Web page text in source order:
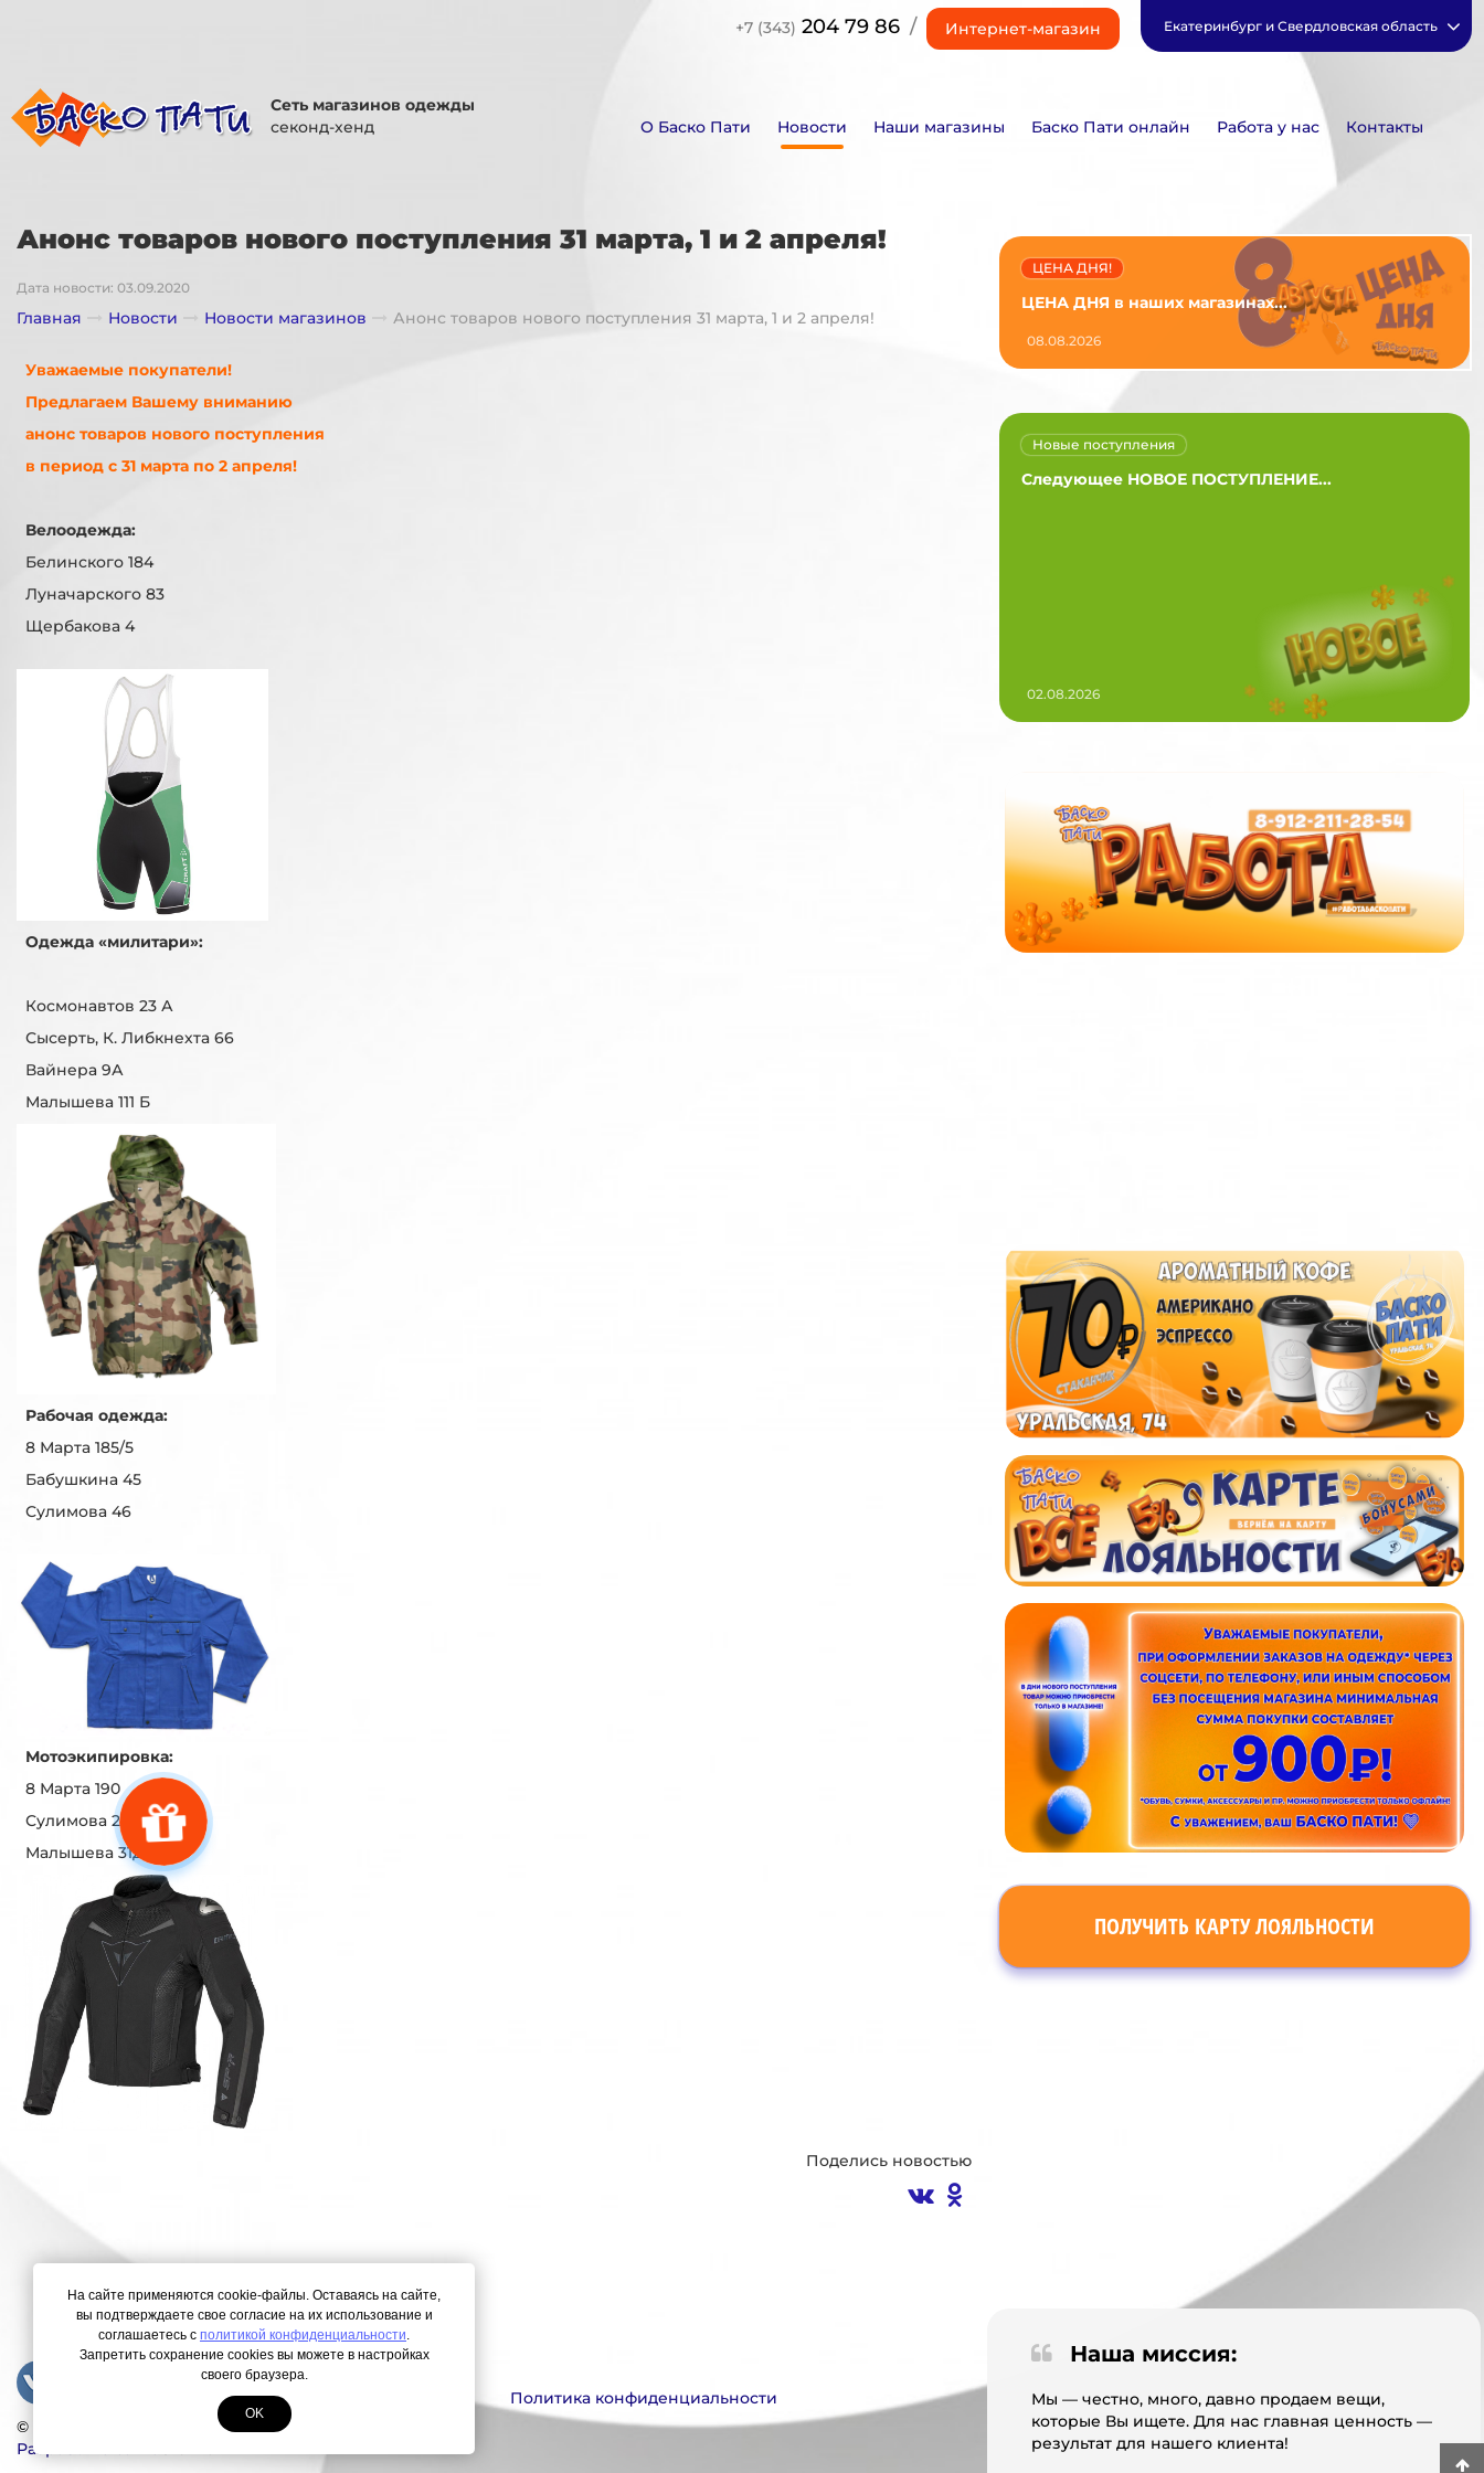
+7 (343) 204 79 86 / Интернет-магазин Екатеринбург и Свердловская область
Сеть магазинов одежды
секонд-хенд
О Баско Пати Новости Наши магазины Баско Пати онлайн Работа у нас Контакты
Анонс товаров нового поступления 31 марта, 1 и 2 апреля!
Дата новости: 03.09.2020
Главная Новости Новости магазинов Анонс товаров нового поступления 31 марта, 1 и 2 апреля!
Уважаемые покупатели!
Предлагаем Вашему вниманию
анонс товаров нового поступления
в период с 31 марта по 2 апреля!
Велоодежда:
Белинского 184
Луначарского 83
Щербакова 4
Одежда «милитари»:
Космонавтов 23 А
Сысерть, К. Либкнехта 66
Вайнера 9А
Малышева 111 Б
Рабочая одежда:
8 Марта 185/5
Бабушкина 45
Сулимова 46
Мотоэкипировка:
8 Марта 190
Сулимова 29
Малышева 31Д
Поделись новостью
ЦЕНА ДНЯ в наших магазинах...
ЦЕНА ДНЯ!
08.08.2026
Следующее НОВОЕ ПОСТУПЛЕНИЕ...
Новые поступления
02.08.2026
ПОЛУЧИТЬ КАРТУ ЛОЯЛЬНОСТИ
© Copyright 2000-2026. Все права защищены.
Разработка сайта
Политика конфиденциальности
Наша миссия:
Мы — честно, много, давно продаем вещи,
которые Вы ищете. Для нас главная ценность —
результат для нашего клиента!
На сайте применяются cookie-файлы. Оставаясь на сайте,
вы подтверждаете свое согласие на их использование и
соглашаетесь с политикой конфиденциальности.
Запретить сохранение cookies вы можете в настройках
своего браузера.
OK